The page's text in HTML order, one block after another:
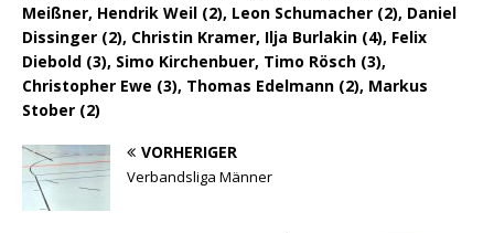
Meißner, Hendrik Weil (2), Leon Schumacher (2), Daniel
Dissinger (2), Christin Kramer, Ilja Burlakin (4), Felix
Diebold (3), Simo Kirchenbuer, Timo Rösch (3),
Christopher Ewe (3), Thomas Edelmann (2), Markus
Stober (2)
VORHERIGER
Verbandsliga Männer